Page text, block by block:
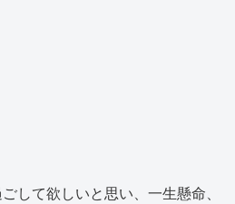
して欲しいと思い、一生懸命、